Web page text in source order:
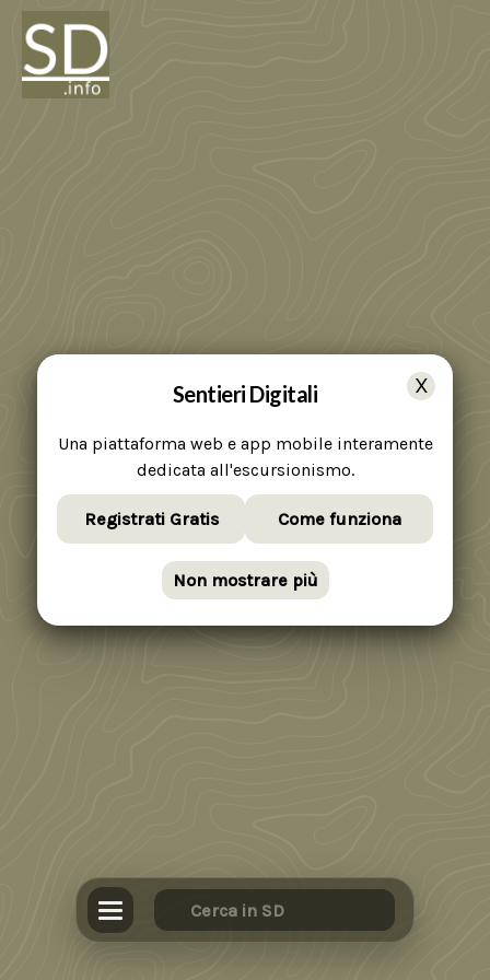
Sentieri Digitali
Una piattaforma web e app mobile interamente
dedicata all'escursionismo.
Registrati Gratis Come funziona
Non mostrare più